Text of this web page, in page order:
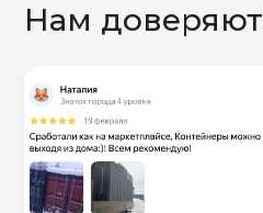
Нам доверяют